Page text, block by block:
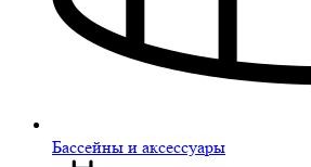
Бассейны и аксессуары